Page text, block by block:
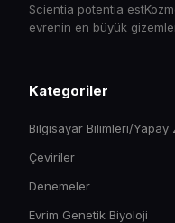
Scientia potentia
evrenin en büyük
Kategoriler
Bilgisayar Bilimleri/Yapay
Çeviriler
Denemeler
Evrim Genetik Biyoloji